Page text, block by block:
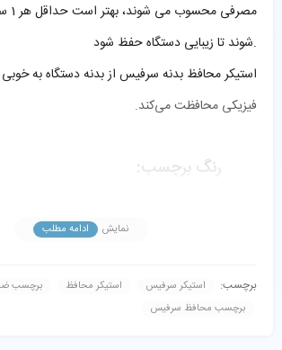
شوند تا زیبایی دستگاه حفظ شود.
استیکر محافظ بدنه سرفیس از بدنه دستگاه به
فیزیکی محافظت می‌کند.
رنگ برچسب:
برجسته، بافت‌دار و خش دار خود استایل متفاوت و
نمایش ادامه مطلب
برچسب: استیکر سرفیس استیکر محافظ
برچسب
برچسب محافظ سرفیس